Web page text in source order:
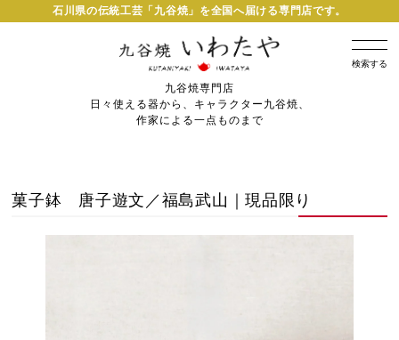
石川県の伝統工芸「九谷焼」を全国へ届ける専門店です。
検索する
九谷焼専門店
日々使える器から、キャラクター九谷焼、
作家による一点ものまで
菓子鉢 唐子遊文／福島武山｜現品限り